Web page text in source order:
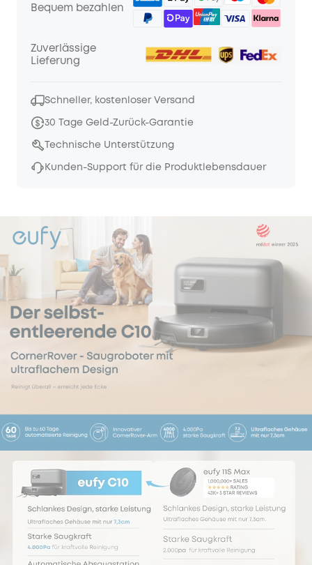
Bequem bezahlen
Zuverlässige
Lieferung
Schneller, kostenloser Versand
30 Tage Geld-Zurück-Garantie
Technische Unterstützung
Kunden-Support für die Produktlebensdauer